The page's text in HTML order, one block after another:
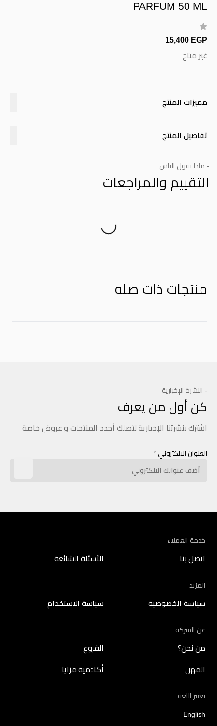
PARFUM 50 ML
15,400 EGP
غير متاح
مميزات المنتج
تفاصيل المنتج
- ماذا يقول الناس
التقييم والمراجعات
منتجات ذات صله
- النشرة الإخبارية
كن أول من يعرف
اشترك بنشرتنا الإخبارية لتصلك أجدد المنتجات و عروض خاصة
العنوان الالكتروني *
خدمة العملاء
اتصل بنا الأسئلة الشائعة
المزيد
سياسة الخصوصية سياسة الاستخدام
عن الشركة
من نحن؟ الفروع
المهن أكادمية مزايا
تغيير اللغه
English